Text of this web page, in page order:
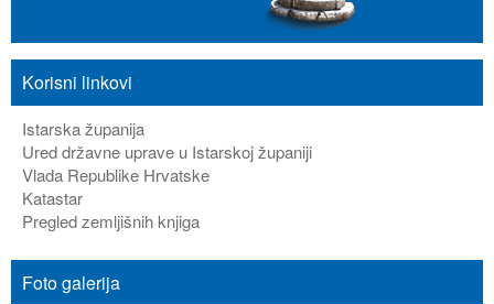
Korisni linkovi
Istarska županija
Ured državne uprave u Istarskoj županiji
Vlada Republike Hrvatske
Katastar
Pregled zemljišnih knjiga
Foto galerija